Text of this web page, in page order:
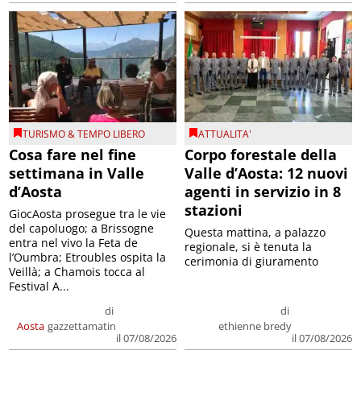
TURISMO & TEMPO LIBERO
Cosa fare nel fine
settimana in Valle
d’Aosta
Aosta
di
gazzettamatin
il 07/08/2026
GiocAosta prosegue tra le vie
del capoluogo; a Brissogne
entra nel vivo la Feta de
l’Oumbra; Etroubles ospita la
Veillà; a Chamois tocca al
Festival A...
ATTUALITA'
Corpo forestale della
Valle d’Aosta: 12 nuovi
agenti in servizio in 8
stazioni
di
ethienne bredy
il 07/08/2026
Questa mattina, a palazzo
regionale, si è tenuta la
cerimonia di giuramento